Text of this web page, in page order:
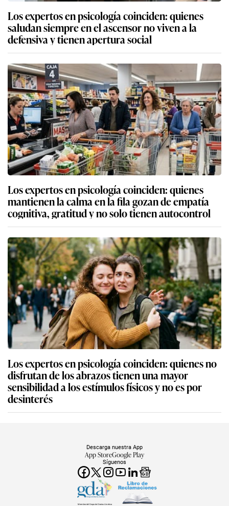
Los expertos en psicología coinciden: quienes
saludan siempre en el ascensor no viven a la
defensiva y tienen apertura social
Los expertos en psicología coinciden: quienes
mantienen la calma en la fila gozan de empatía
cognitiva, gratitud y no solo tienen autocontrol
Los expertos en psicología coinciden: quienes no
disfrutan de los abrazos tienen una mayor
sensibilidad a los estímulos físicos y no es por
desinterés
Síguenos
Descarga nuestra App
App StoreGoogle Play
Miembro del Grupo de Diarios América